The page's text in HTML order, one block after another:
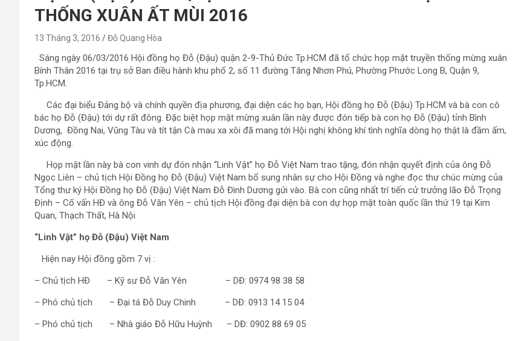
THỐNG XUÂN ẤT MÙI 2016
13 Tháng 3, 2016 Đỗ Quang Hòa
Sáng ngày 06/03/2016 Hội đồng họ Đỗ (Đậu) quận 2-9-Thủ Đức Tp.HCM đã tổ chức họp mặt truyền thống mừng xuân
Bính Thân 2016 tại trụ sở Ban điều hành khu phố 2, số 11 đường Tăng Nhơn Phú, Phường Phước Long B, Quận 9,
Tp.HCM.
Các đại biểu Đảng bộ và chính quyền địa phương, đại diện các họ bạn, Hội đồng họ Đỗ (Đậu) Tp.HCM và bà con cô
bác họ Đỗ (Đậu) tới dự rất đông. Đặc biệt họp mặt mừng xuân lần này được đón tiếp bà con họ Đỗ (Đậu) tỉnh Bình
Dương, Đồng Nai, Vũng Tàu và tít tận Cà mau xa xôi đã mang tới Hội nghị không khí tình nghĩa dòng họ thật là đầm ấm,
xúc động.
Họp mặt lần này bà con vinh dự đón nhận “Linh Vật” họ Đỗ Việt Nam trao tặng, đón nhận quyết định của ông Đỗ
Ngọc Liên – chủ tịch Hội Đồng họ Đỗ (Đậu) Việt Nam bổ sung nhân sự cho Hội Đồng và nghe đọc thư chúc mừng của
Tổng thư ký Hội Đồng họ Đỗ (Đậu) Việt Nam Đỗ Đình Dương gửi vào. Bà con cũng nhất trí tiến cử trưởng lão Đỗ Trọng
Định – Cố vấn HĐ và ông Đỗ Văn Yên – chủ tịch Hội đồng đại diện bà con dự họp mặt toàn quốc lần thứ 19 tại Kim
Quan, Thạch Thất, Hà Nội
“Linh Vật” họ Đỗ (Đậu) Việt Nam
Hiện nay Hội đồng gồm 7 vị :
– Chủ tịch HĐ – Kỹ sư Đỗ Văn Yên – DĐ: 0974 98 38 58
– Phó chủ tịch – Đại tá Đỗ Duy Chinh – DĐ: 0913 14 15 04
– Phó chủ tịch – Nhà giáo Đỗ Hữu Huỳnh – DĐ: 0902 88 69 05